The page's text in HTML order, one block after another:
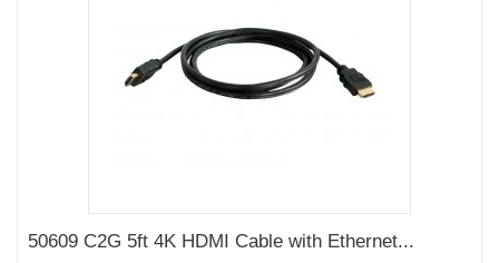
50609 C2G 5ft 4K HDMI Cable with Ethernet...